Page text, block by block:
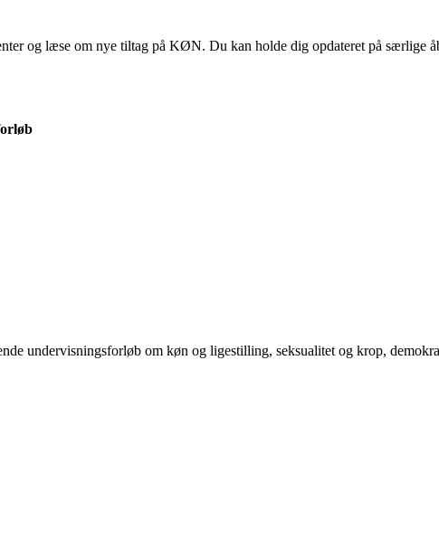
og læse om nye tiltag på KØN. Du kan holde dig opdateret på særlige
undervisningsforløb om køn og ligestilling, seksualitet og krop,